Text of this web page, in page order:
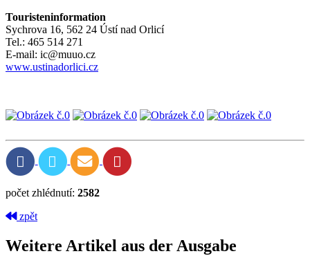
Touristeninformation
Sychrova 16, 562 24 Ústí nad Orlicí
Tel.: 465 514 271
E-mail: ic@muuo.cz
www.ustinadorlici.cz
počet zhlédnutí: 2582
zpět
Weitere Artikel aus der Ausgabe